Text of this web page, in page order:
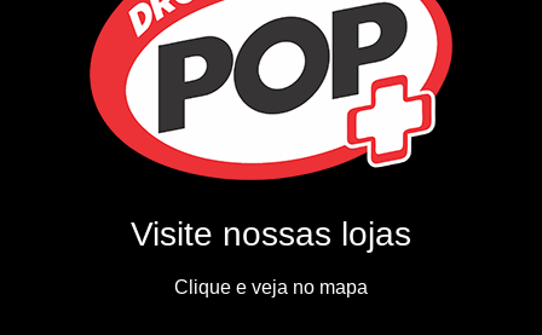
Visite nossas lojas
Clique e veja no mapa